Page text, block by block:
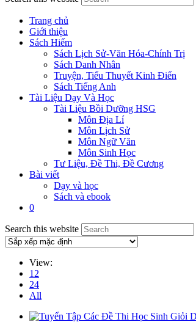
Trang chủ
Giới thiệu
Sách Hiếm
Sách Lịch Sử-Văn Hóa-Chính Trị
Sách Danh Nhân
Truyện, Tiểu Thuyết Kinh Điển
Sách Tiếng Anh
Tài Liệu Dạy Và Học
Tài Liệu Bồi Dưỡng HSG
Môn Địa Lí
Môn Lịch Sử
Môn Ngữ Văn
Môn Sinh Học
Tư Liệu, Đề Thi, Đề Cương
Bài viết
Dạy và học
Sách và ebook
0
Search this website
View:
12
24
All